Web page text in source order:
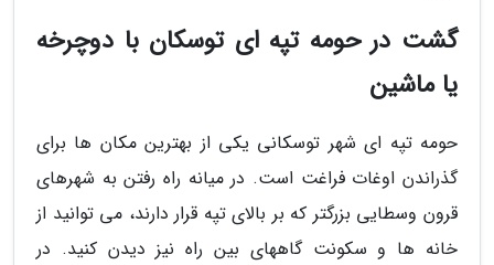
گشت در حومه تپه ای توسکان با دوچرخه
یا ماشین
حومه تپه ای شهر توسکانی یکی از بهترین مکان ها برای
گذراندن اوغات فراغت است. در میانه راه رفتن به شهرهای
قرون وسطایی بزرگتر که بر بالای تپه قرار دارند، می توانید از
خانه ها و سکونت گاههای بین راه نیز دیدن کنید. در